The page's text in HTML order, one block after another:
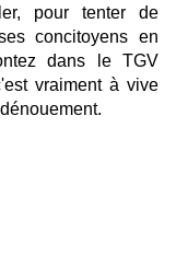
pour tenter de
concitoyens en
dans le TGV
vraiment à vive